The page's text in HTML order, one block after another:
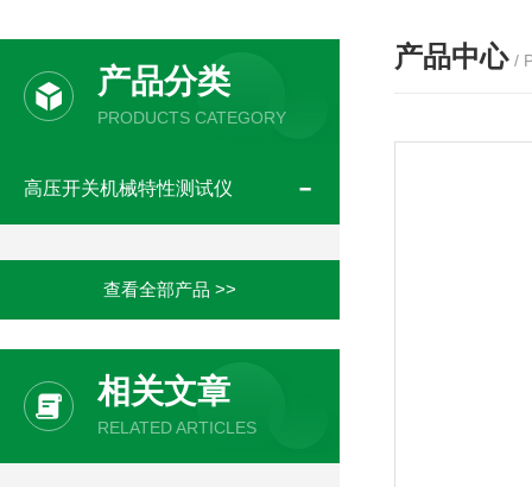
产品分类
PRODUCTS CATEGORY
高压开关机械特性测试仪
查看全部产品 >>
相关文章
RELATED ARTICLES
产品中心 /